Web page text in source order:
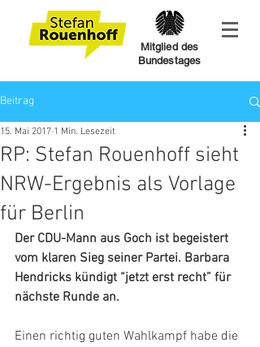
Mitglied des
Bundestages
Beitrag
RP: Stefan Rouenhoff sieht
NRW-Ergebnis als Vorlage
für Berlin
15. Mai 2017 1 Min. Lesezeit
Der CDU-Mann aus Goch ist begeistert
vom klaren Sieg seiner Partei. Barbara
Hendricks kündigt “jetzt erst recht” für
nächste Runde an.
Einen richtig guten Wahlkampf habe die